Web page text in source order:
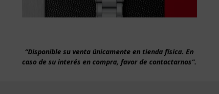
“Disponible su venta únicamente en tienda física. En
caso de su interés en compra, favor de contactarnos”.